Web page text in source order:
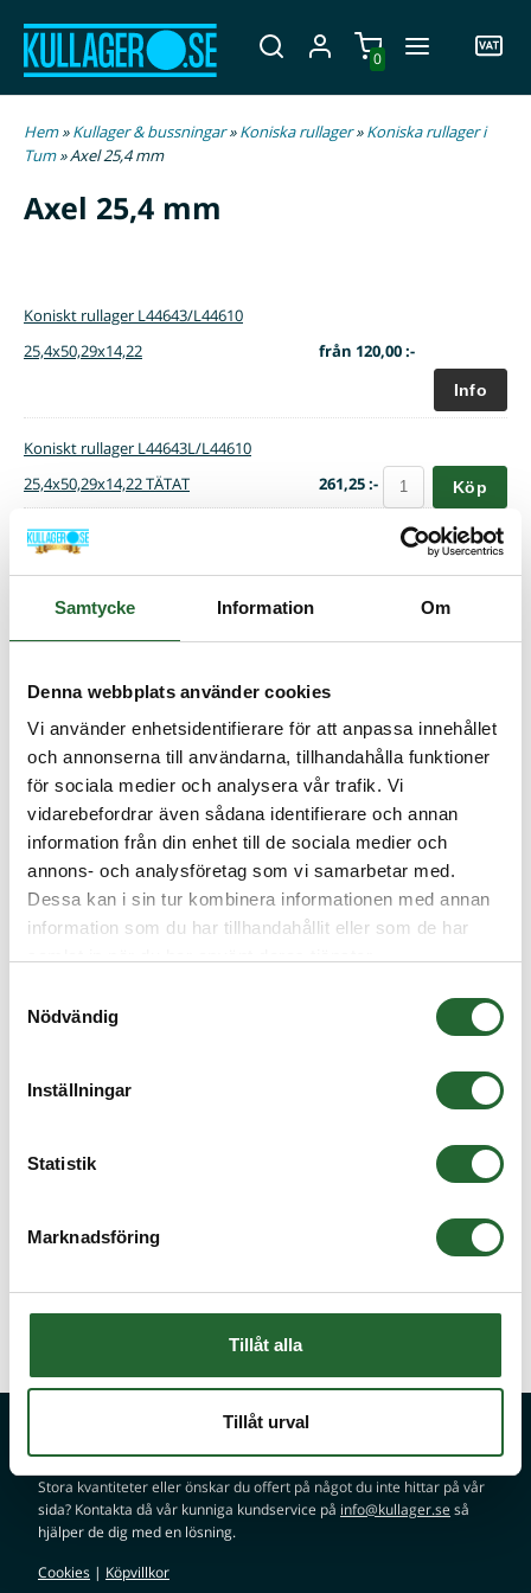
Samtycke Information Om
Denna webbplats använder cookies
Vi använder enhetsidentifierare för att anpassa innehållet
och annonserna till användarna, tillhandahålla funktioner
för sociala medier och analysera vår trafik. Vi
vidarebefordrar även sådana identifierare och annan
information från din enhet till de sociala medier och
annons- och analysföretag som vi samarbetar med.
Dessa kan i sin tur kombinera informationen med annan
information som du har tillhandahållit eller som de har
Nödvändig
Inställningar
Statistik
Marknadsföring
Tillåt alla
Tillåt urval
0
Hem»Kullager & bussningar»Koniska rullager»Koniska rullager i
Tum» Axel 25,4 mm
Axel 25,4 mm
Koniskt rullager L44643/L44610
25,4x50,29x14,22
från 120,00 :-
Koniskt rullager L44643L/L44610
25,4x50,29x14,22 TÄTAT
261,25 :- Köp
Koniskt rullager 07100S/07210X
25,4x50,8x15,01
från186,25 :-
25,4x51,99x15,01
Koniskt rullager 1780/1729
25,4x56,89x19,36
606,25 :-
Koniskt rullager M84548/M84510
25,4x57,15x19,43
från122,50 :-
Koniskt rullager 15101/15245
Koniskt rullager 15100/15250
Koniskt rullager 02473/02420
Köp
Stora kvantiteter eller önskar du offert på något du inte hittar på vår
sida? Kontakta då vår kunniga kundservice på info@kullager.se så
hjälper de dig med en lösning.
Cookies | Köpvillkor